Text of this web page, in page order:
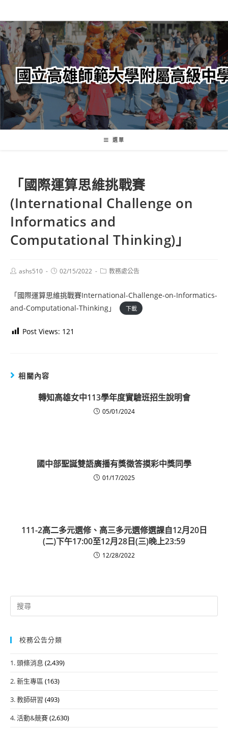
轉
至
主
內
容
選單
「國際運算思維挑戰賽
(International Challenge on
Informatics and
Computational Thinking)」
Postashs510
Post02/15/2022
Post教務處公告
「國際運算思維挑戰賽International-Challenge-on-Informatics-
and-Computational-Thinking」
下載
Post Views: 121
相關內容
轉知高雄女中113學年度實驗班招生說明會
05/01/2024
國中部聖誕雙語廣播有獎徵答摸彩中獎同學
01/17/2025
111-2高二多元選修、高三多元選修選課自12月20日
(二)下午17:00至12月28日(三)晚上23:59
12/28/2022
Search
for:
校務公告分類
1. 頭條消息 (2,439)
2. 新生專區 (163)
3. 教師研習 (493)
4. 活動&競賽(2,630)